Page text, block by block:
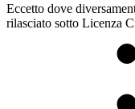
Eccetto dove
rilasciato sotto Licenza